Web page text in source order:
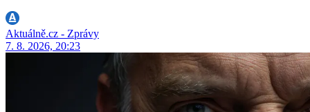
Aktuálně.cz - Zprávy
7. 8. 2026, 20:23